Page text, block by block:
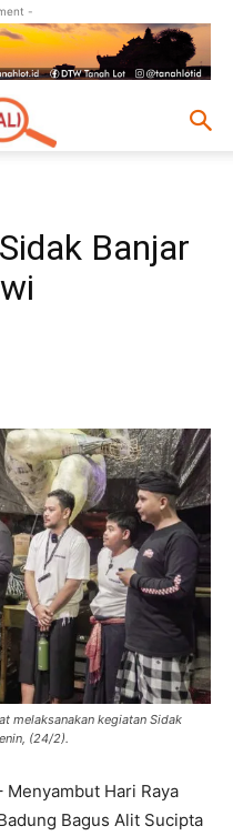
-
Banjar
melaksanakan kegiatan Sidak
(24/2).
Menyambut Hari Raya
Bagus Alit Sucipta